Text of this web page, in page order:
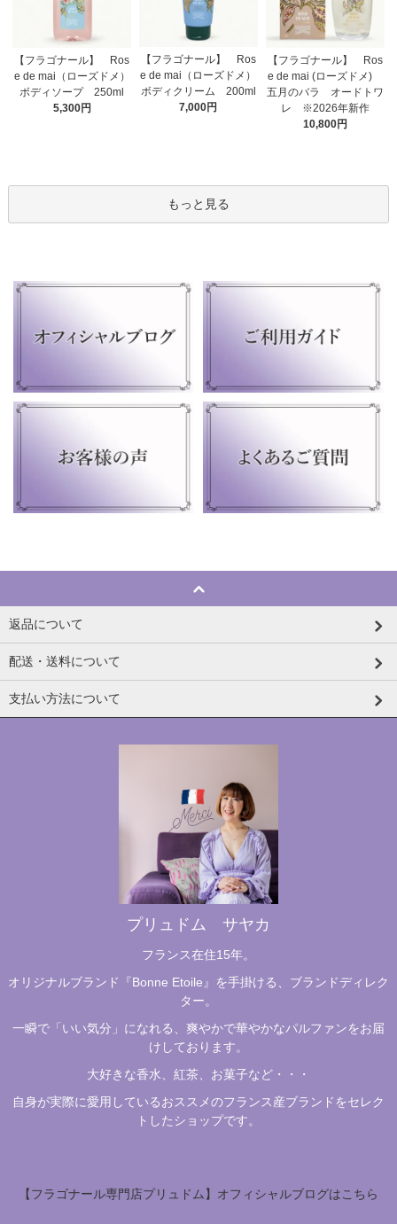
【フラゴナール】 Ros
e de mai（ローズドメ）
ボディソープ 250ml
5,300円
【フラゴナール】 Ros
e de mai（ローズドメ）
ボディクリーム 200ml
7,000円
【フラゴナール】 Ros
e de mai (ローズドメ)
五月のバラ オードトワ
レ ※2026年新作
10,800円
もっと見る
返品について
配送・送料について
支払い方法について
プリュドム サヤカ
フランス在住15年。
オリジナルブランド『Bonne Etoile』を手掛ける、ブランドディレク
ター。
一瞬で「いい気分」になれる、爽やかで華やかなパルファンをお届
けしております。
大好きな香水、紅茶、お菓子など・・・
自身が実際に愛用しているおススメのフランス産ブランドをセレク
トしたショップです。
【フラゴナール専門店プリュドム】オフィシャルブログはこちら